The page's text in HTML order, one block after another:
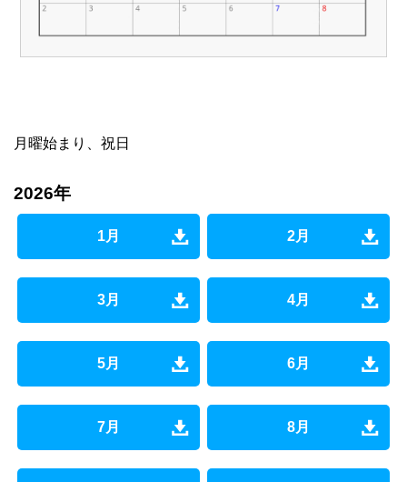
月曜始まり、祝日
2026年
1月 2月
3月 4月
5月 6月
7月 8月